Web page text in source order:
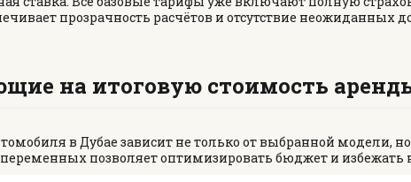
прозрачность расчётов и отсутствие неожиданных
на итоговую стоимость
в Дубае зависит не только от выбранной модели,
позволяет оптимизировать бюджет и избежать